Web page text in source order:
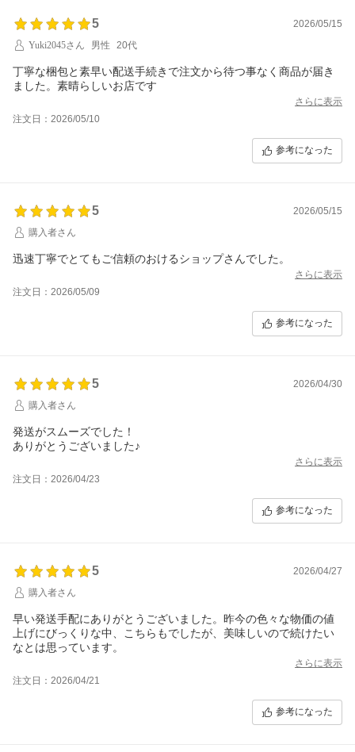
5
2026/05/15
Yuki2045さん
男性 20代
丁寧な梱包と素早い配送手続きで注文から待つ事なく商品が届き
ました。素晴らしいお店です
さらに表示
注文日：2026/05/10
参考になった
5
2026/05/15
購入者さん
迅速丁寧でとてもご信頼のおけるショップさんでした。
さらに表示
注文日：2026/05/09
参考になった
5
2026/04/30
購入者さん
発送がスムーズでした！
ありがとうございました♪
さらに表示
注文日：2026/04/23
参考になった
5
2026/04/27
購入者さん
早い発送手配にありがとうございました。昨今の色々な物価の値
上げにびっくりな中、こちらもでしたが、美味しいので続けたい
なとは思っています。
さらに表示
注文日：2026/04/21
参考になった